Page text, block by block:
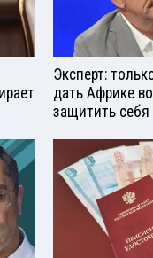
Эксперт:
дать Африке
защитить себя